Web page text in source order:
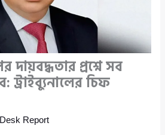
দায়বদ্ধতার প্রশ্নে সব
ট্রাইব্যুনালের চিফ
Desk Report